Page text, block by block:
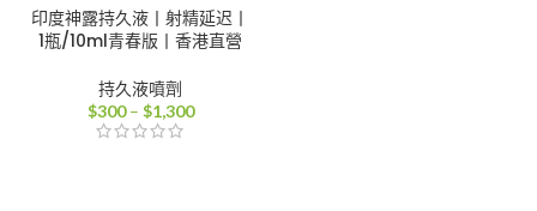
印度神露持久液丨射精延迟丨
1瓶/10ml青春版丨香港直營
持久液噴劑
$300 – $1,300價